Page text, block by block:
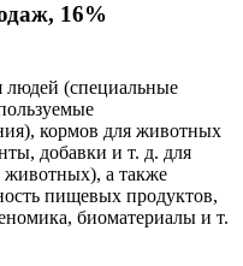
16%
людей (специальные
кормов для животных
добавки и т. д. для
животных), а также
пищевых продуктов,
биоматериалы и т.